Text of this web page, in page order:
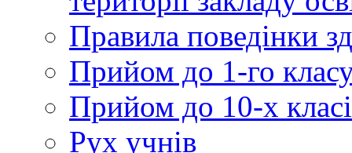
Правила поведінки
Прийом до 1-го
Прийом до 10-х
Рух учнів